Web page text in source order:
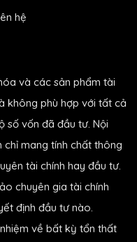
hệ
và các sản phẩm tài
không phù hợp với tất cả
số vốn đã đầu tư. Nội
mang tính chất thông
tài chính hay đầu tư.
chuyên gia tài chính
định đầu tư nào.
về bất kỳ tổn thất